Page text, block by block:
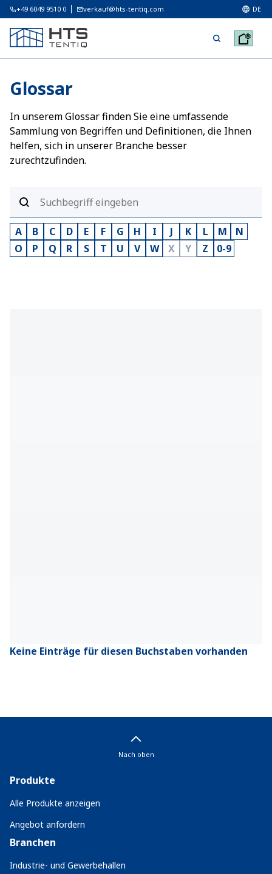
+49 6049 9510 0 verkauf@hts-tentiq.com DE
Glossar
In unserem Glossar finden Sie eine umfassende
Sammlung von Begriffen und Definitionen, die Ihnen
helfen, sich in unserer Branche besser
zurechtzufinden.
A B C D E F G H I J K L M
N
O
P Q R S T U V W X Y Z 0-9
Keine Einträge für diesen Buchstaben vorhanden
Nach oben
Produkte
Alle Produkte anzeigen
Angebot anfordern
Branchen
Industrie- und Gewerbehallen